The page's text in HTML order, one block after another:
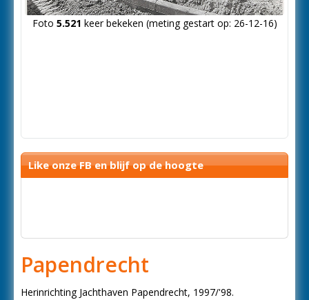
Foto 5.521 keer bekeken (meting gestart op: 26-12-16)
Like onze FB en blijf op de hoogte
Papendrecht
Herinrichting Jachthaven Papendrecht, 1997/'98.